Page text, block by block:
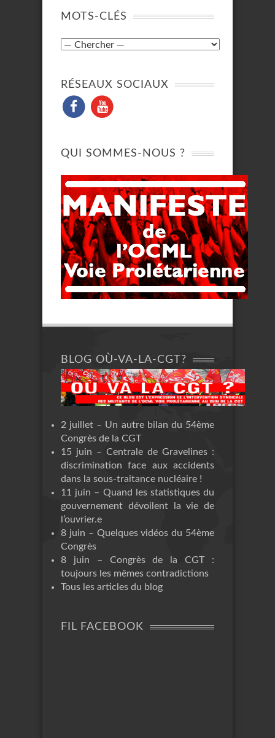
MOTS-CLÉS
RÉSEAUX SOCIAUX
QUI SOMMES-NOUS ?
BLOG OÙ-VA-LA-CGT?
2 juillet – Un autre bilan du 54ème
Congrès de la CGT
15 juin – Centrale de Gravelines :
discrimination face aux accidents
dans la sous-traitance nucléaire !
11 juin – Quand les statistiques du
gouvernement dévoilent la vie de
l’ouvrier.e
8 juin – Quelques vidéos du 54ème
Congrès
8 juin – Congrès de la CGT :
toujours les mêmes contradictions
Tous les articles du blog
FIL FACEBOOK